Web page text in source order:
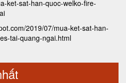
ket-sat-han-quoc-welko-fire-
2019/07/mua-ket-sat-han-
tai-quang-ngai.html